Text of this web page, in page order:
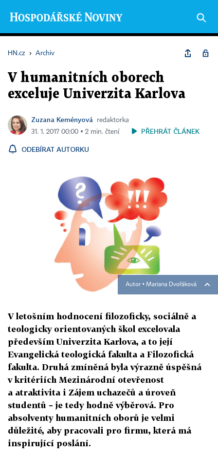
HN.cz › Archiv
V humanitních oborech
exceluje Univerzita Karlova
Zuzana Keményová
redaktorka
31. 1. 2017 00:00 ▪ 2 min. čtení
PŘEHRÁT ČLÁNEK
ODEBÍRAT AUTORKU
Autor ▪ Mariana Dvořáková
V letošním hodnocení filozoficky, sociálně a
teologicky orientovaných škol excelovala
především Univerzita Karlova, a to její
Evangelická teologická fakulta a Filozofická
fakulta. Druhá zmíněná byla výrazně úspěšná
v kritériích Mezinárodní otevřenost
a atraktivita i Zájem uchazečů a úroveň
studentů – je tedy hodně výběrová. Pro
absolventy humanitních oborů je velmi
důležité, aby pracovali pro firmu, která má
inspirující poslání.